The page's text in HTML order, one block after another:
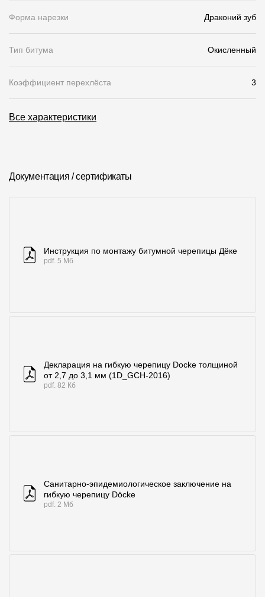
Качество фасадов
Отправка рекламации
Предложения по сотрудничеству
Адрес
Форма нарезки Драконий зуб
Тип битума Окисленный
Коэффициент перехлёста 3
Все характеристики
Документация / сертификаты
Инструкция по монтажу битумной черепицы Дёке
pdf. 5 Мб
Декларация на гибкую черепицу Docke толщиной
от 2,7 до 3,1 мм (1D_GCH-2016)
pdf. 82 Кб
Санитарно-эпидемиологическое заключение на
гибкую черепицу Döcke
pdf. 2 Мб